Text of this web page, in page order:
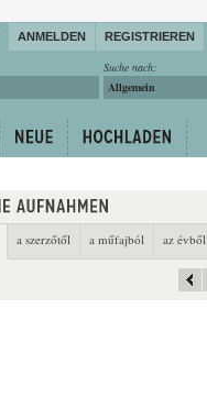
ANMELDEN REGISTRIEREN
Suche nach:
Allgemein
a szerzőtől a műfajból az évből